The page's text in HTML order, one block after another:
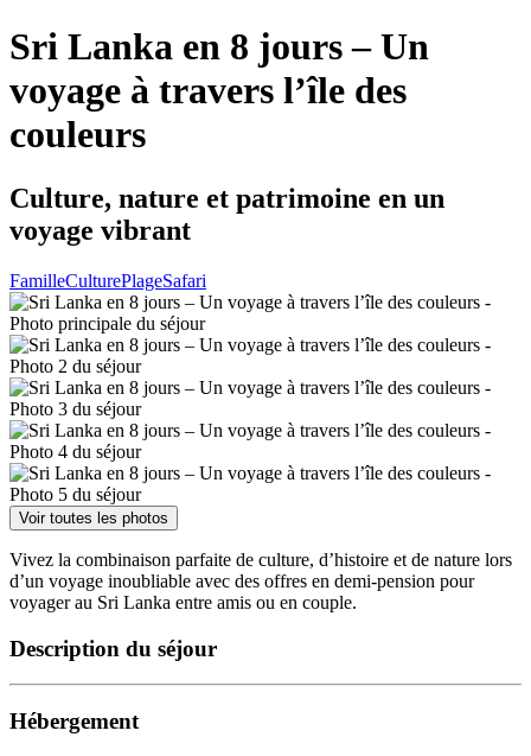
Sri Lanka en 8 jours – Un
voyage à travers l’île des
couleurs
Culture, nature et patrimoine en un
voyage vibrant
FamilleCulturePlageSafari
Voir toutes les photos
Vivez la combinaison parfaite de culture, d’histoire et de nature lors
d’un voyage inoubliable avec des offres en demi-pension pour
voyager au Sri Lanka entre amis ou en couple.
Description du séjour
Hébergement